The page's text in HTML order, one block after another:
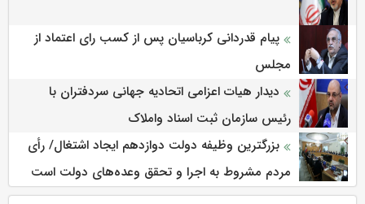
پیام قدردانی کرباسیان پس از کسب رای اعتماد از
مجلس
دیدار هیات اعزامی اتحادیه جهانی سردفتران با
رئیس سازمان ثبت اسناد واملاک
بزرگترین وظیفه دولت دوازدهم ایجاد اشتغال/ رأی
مردم مشروط به اجرا و تحقق وعده‌های دولت است